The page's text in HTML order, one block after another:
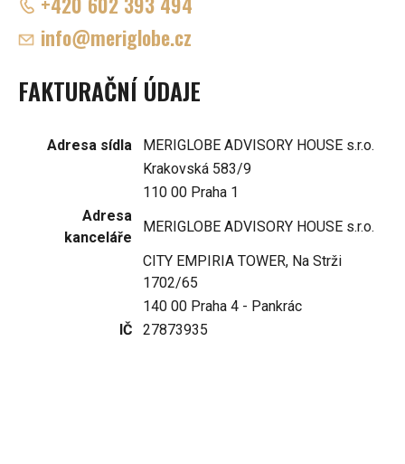
info@meriglobe.cz
FAKTURAČNÍ ÚDAJE
Adresa sídla
MERIGLOBE ADVISORY HOUSE s.r.o.
Krakovská 583/9
110 00 Praha 1
Adresa
kanceláře
MERIGLOBE ADVISORY HOUSE s.r.o.
CITY EMPIRIA TOWER, Na Strži
1702/65
140 00 Praha 4 - Pankrác
IČ
27873935